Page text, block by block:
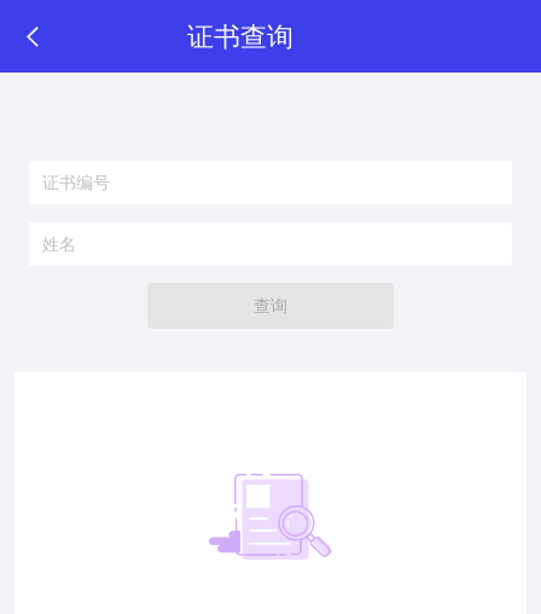
证书查询
查询